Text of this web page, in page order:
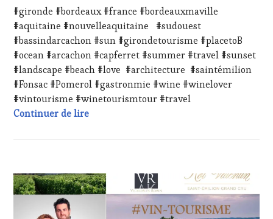
STREAMING,
MASTERCLASS
MÉDIAS,
PRESSE
ÉCRITE,
RADIO,
TV,
OENOTOURISME,
PARTENAIRES
RESTAURATEUR,
CHEF,
CUISINIER,
ŒNOLOGUE,
#gironde #bordeaux #france #bordeauxmaville
#aquitaine #nouvelleaquitaine #sudouest
#bassindarcachon #sun #girondetourisme #placetoB
#ocean #arcachon #capferret #summer #travel #sunset
#landscape #beach #love #architecture #saintémilion
#Fonsac #Pomerol #gastronmie #wine #winelover
#vintourisme #winetourismtour #travel
Continuer de lire#WineTourismTour 2024 au Château
CHALLENGE
HORS